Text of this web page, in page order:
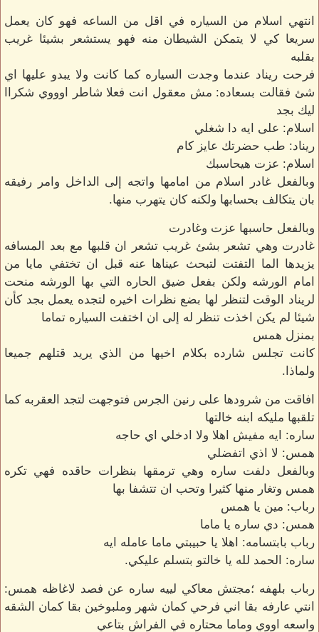
انتهي اسلام من السياره في اقل من الساعه فهو كان يعمل
سريعا كي لا يتمكن الشيطان منه فهو يستشعر بشيئا غريب
بقلبه
فرحت ريناد عندما وجدت السياره كما كانت ولا يبدو عليها اي
شئ فقالت بسعاده: مش معقول انت فعلا شاطر اوووي شكراا
ليك بجد
اسلام: على ايه دا شغلي
ريناد: طب حضرتك عايز كام
اسلام: عزت هيحاسبك
وبالفعل غادر اسلام من امامها واتجه إلى الداخل وامر رفيقه
بان يتكالف بحسابها ولكنه كان يتهرب منها.
وبالفعل حاسبها عزت وغادرت
غادرت وهي تشعر بشئ غريب تشعر ان قلبها مع بعد المسافه
يزيدها الما التفتت لتبحث عيناها عنه قبل ان تختفي مايا من
امام الورشه ولكن بفعل ضيق الحاره التي بها الورشه منحت
لريناد الوقت لتنظر لها بضع نظرات اخيره لتجده يعمل بجد كأن
شيئا لم يكن اخذت تنظر له إلى ان اختفت السياره تماما
بمنزل همس
كانت تجلس شارده بكلام اخيها من الذي يريد قتلهم جميعا
ولماذا.
افاقت من شرودها على رنين الجرس فتوجهت لتجد العقربه كما
تلقبها مليكه ابنه خالتها
ساره: ايه مفيش اهلا ولا ادخلي اي حاجه
همس: لا اذي اتفضلي
وبالفعل دلفت ساره وهي ترمقها بنظرات حاقده فهي تكره
همس وتغار منها كثيرا وتحب ان تتشفا بها
رباب: مين يا همس
همس: دي ساره يا ماما
رباب بابتسامه: اهلا يا حبيبتي ماما عامله ايه
ساره: الحمد لله يا خالتو بتسلم عليكي.
رباب بلهفه ؛مجتش معاكي لييه ساره عن فصد لاغاظه همس:
انتي عارفه بقا اني فرحي كمان شهر وملبوخين بقا كمان الشقه
واسعه اووي وماما محتاره في الفراش بتاعي